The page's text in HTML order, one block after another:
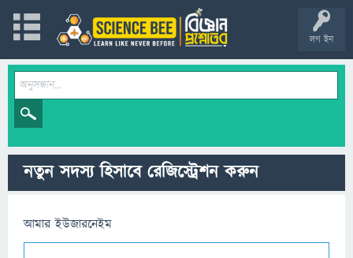
লগ ইন
নতুন সদস্য হিসাবে রেজিস্ট্রেশন করুন
আমার ইউজারনেইম